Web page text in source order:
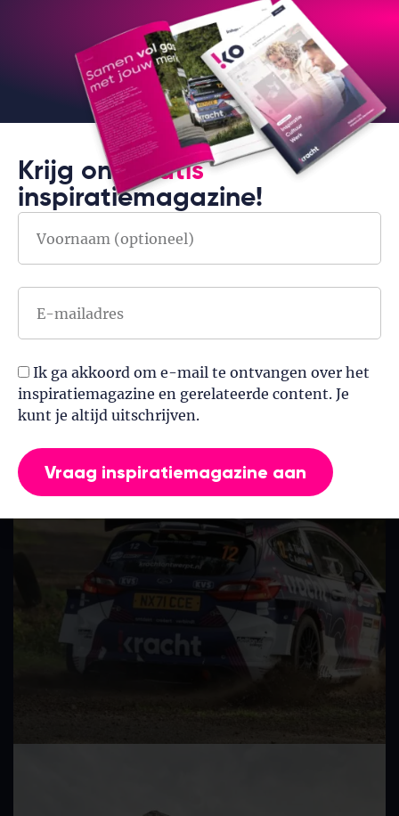
Oke, het isbest
gezellighier!
Als er maar eten is, vinden wij het al snel leuk
Work hard, play hard zeggen ze altijd he? Eigenlijk
een behoorlijk cheezy uitspraak, maar wel van
toepassing op ons. Want zodra er maar een reden is
expositie, een concert, het jaarlijkse teamuitje, een
zomer- én winter-BBQ of een culinaire bier- en
trappelen.
Krijg ons
gratis
inspiratiemagazine!
Ik ga akkoord om e-mail te ontvangen over het
inspiratiemagazine en gerelateerde content. Je
kunt je altijd uitschrijven.
Vraag inspiratiemagazine aan